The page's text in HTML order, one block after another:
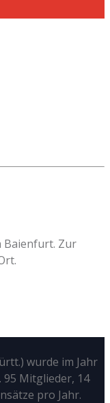
Baienfurt. Zur
wurde im Jahr
95 Mitglieder, 14
pro Jahr.